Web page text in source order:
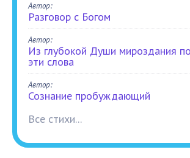
Автор:
Разговор с Богом
Автор:
Из глубокой Души мироздания
эти слова
Автор:
Сознание пробуждающий
Все стихи...